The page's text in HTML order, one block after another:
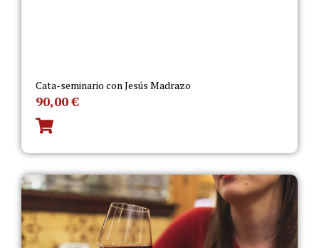
Cata-seminario con Jesús Madrazo
90,00€